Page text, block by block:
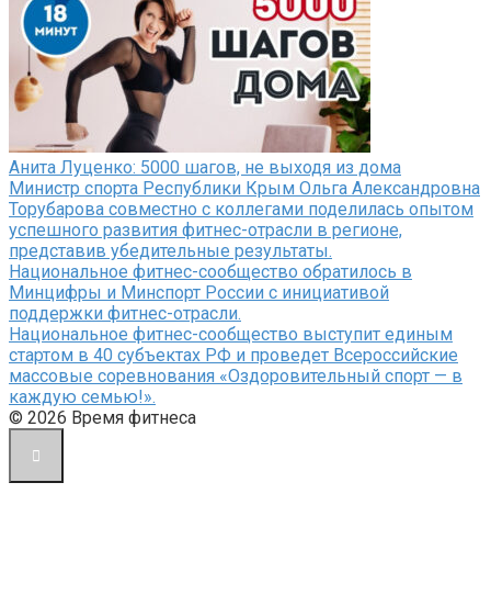
Анита Луценко: 5000 шагов, не выходя из дома
Министр спорта Республики Крым Ольга Александровна
Торубарова совместно с коллегами поделилась опытом
успешного развития фитнес-отрасли в регионе,
представив убедительные результаты.
Национальное фитнес-сообщество обратилось в
Минцифры и Минспорт России с инициативой
поддержки фитнес-отрасли.
Национальное фитнес-сообщество выступит единым
стартом в 40 субъектах РФ и проведет Всероссийские
массовые соревнования «Оздоровительный спорт — в
каждую семью!».
© 2026 Время фитнеса